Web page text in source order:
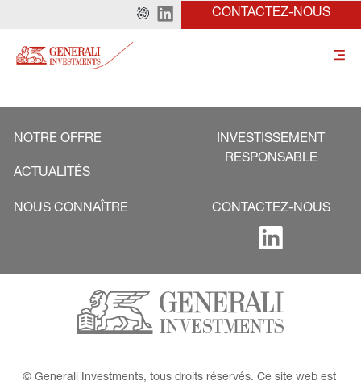
CONTACTEZ-NOUS
NOTRE OFFRE
ACTUALITÉS
INVESTISSEMENT
RESPONSABLE
NOUS CONNAÎTRE CONTACTEZ-NOUS
© Generali Investments, tous droits réservés. Ce site web est